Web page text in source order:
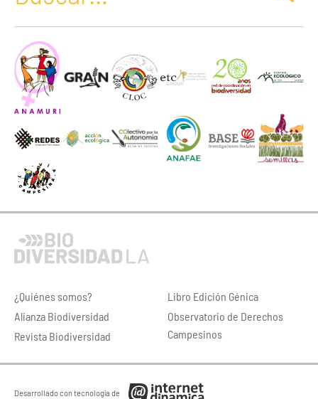
¿Quiénes somos?
Alianza Biodiversidad
Revista Biodiversidad
Libro Edición Génica
Observatorio de Derechos
Campesinos